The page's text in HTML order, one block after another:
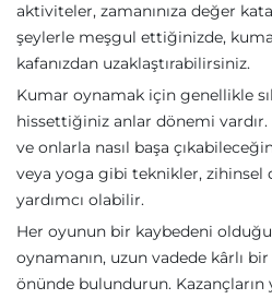
aktiviteler, zamanınıza değer
şeylerle meşgul ettiğinizde,
kafanızdan uzaklaştırabilirsiniz.
Kumar oynamak için genellikle
hissettiğiniz anlar dönemi vardır.
ve onlarla nasıl başa
veya yoga gibi teknikler, zihinsel
yardımcı olabilir.
Her oyunun bir kaybedeni
oynamanın, uzun vadede kârlı bir
önünde bulundurun. Kazançların